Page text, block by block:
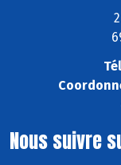
Nous suivre